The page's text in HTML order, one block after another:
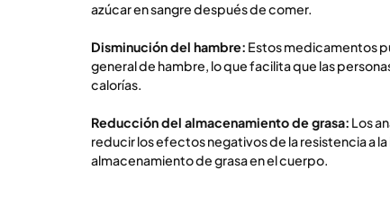
azúcar en sangre después de comer.
Disminución del hambre: Estos medicamentos
general de hambre, lo que facilita que las
calorías.
Reducción del almacenamiento de grasa: Los
reducir los efectos negativos de la resistencia a
almacenamiento de grasa en el cuerpo.